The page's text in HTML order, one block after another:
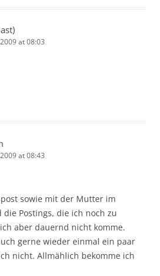
at 08:03
at 08:43
sowie mit der Mutter im
Postings, die ich noch zu
aber dauernd nicht komme.
gerne wieder einmal ein paar
nicht. Allmählich bekomme ich